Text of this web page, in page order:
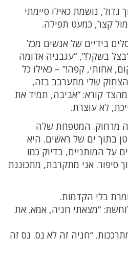
גדול, נושמת כאילו סיימתי
קצר, כמעט תפילה.
בידיים של אנשים מכל
בשקל!”, “עגבניה אדומה
אחותי, קפה!” – כאילו כל
שלי מתערבב בזה,
קורא: “אביבה, תמיד את
לא עוצרת.
מרחוק. המטפחת שלה
בתוך ים של ראשים. היא
על המותניים, בדיוק כמו
סיפור. אני מתקרבת, מתכוננת
בלי הקדמות.
“מצאתי חניה, אמא. את
“חניה זה לא נס. נס זה